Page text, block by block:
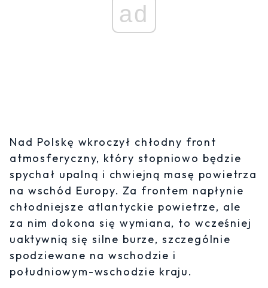
ad
Nad Polskę wkroczył chłodny front
atmosferyczny, który stopniowo będzie
spychał upalną i chwiejną masę powietrza
na wschód Europy. Za frontem napłynie
chłodniejsze atlantyckie powietrze, ale
za nim dokona się wymiana, to wcześniej
uaktywnią się silne burze, szczególnie
spodziewane na wschodzie i
południowym-wschodzie kraju.